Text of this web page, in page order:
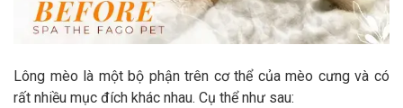
Lông mèo là một bộ phận trên cơ thể của mèo cưng và có
rất nhiều mục đích khác nhau. Cụ thể như sau: